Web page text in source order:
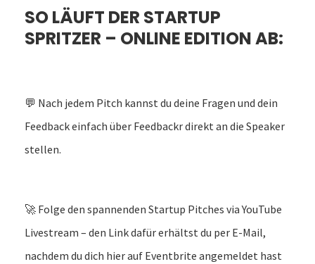
SO LÄUFT DER STARTUP
SPRITZER – ONLINE EDITION AB:
💬 Nach jedem Pitch kannst du deine Fragen und dein
Feedback einfach über Feedbackr direkt an die Speaker
stellen.
🚀 Folge den spannenden Startup Pitches via YouTube
Livestream – den Link dafür erhältst du per E-Mail,
nachdem du dich hier auf Eventbrite angemeldet hast